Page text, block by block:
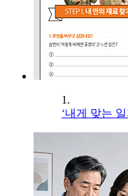
1.
‘내게 맞는